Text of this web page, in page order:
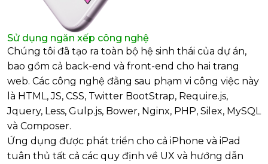
Sử dụng ngăn xếp công nghệ
Chúng tôi đã tạo ra toàn bộ hệ sinh thái của dự án,
bao gồm cả back-end và front-end cho hai trang
web. Các công nghệ đằng sau phạm vi công việc này
là HTML, JS, CSS, Twitter BootStrap, Require.js,
Jquery, Less, Gulp.js, Bower, Nginx, PHP, Silex, MySQL
và Composer.
Ứng dụng được phát triển cho cả iPhone và iPad
tuân thủ tất cả các quy định về UX và hướng dẫn